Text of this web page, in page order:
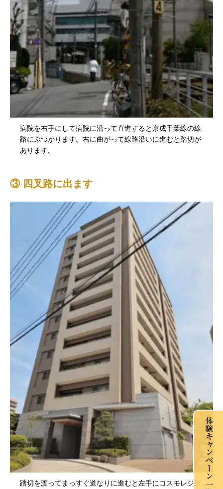
病院を右手にして病院に沿って直進すると京成千葉線の線
路にぶつかります。右に曲がって線路沿いに進むと踏切が
あります。
③ 四叉路に出ます
踏切を渡ってまっすぐ道なりに進むと左手にコスモレジデ